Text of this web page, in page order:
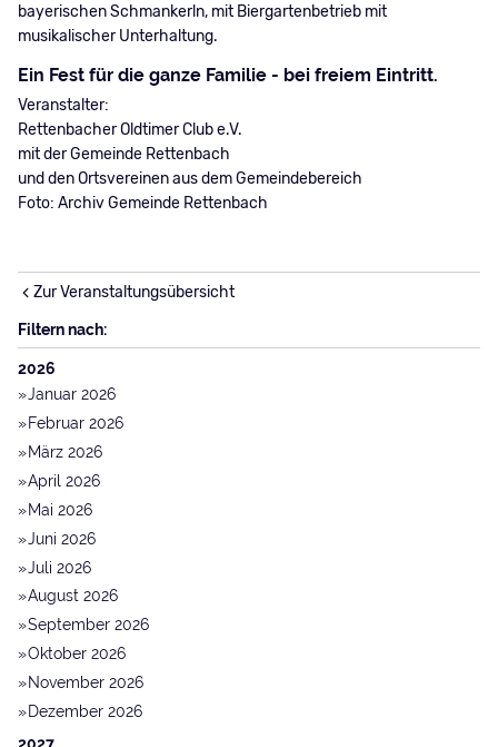
bayerischen Schmankerln, mit Biergartenbetrieb mit
musikalischer Unterhaltung.
Ein Fest für die ganze Familie - bei freiem Eintritt.
Veranstalter:
Rettenbacher Oldtimer Club e.V.
mit der Gemeinde Rettenbach
und den Ortsvereinen aus dem Gemeindebereich
Foto: Archiv Gemeinde Rettenbach
Zur Veranstaltungsübersicht
Filtern nach:
2026
Januar 2026
Februar 2026
März 2026
April 2026
Mai 2026
Juni 2026
Juli 2026
August 2026
September 2026
Oktober 2026
November 2026
Dezember 2026